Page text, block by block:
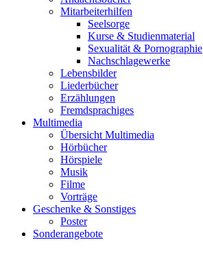
Mitarbeiterhilfen
Seelsorge
Kurse & Studienmaterial
Sexualität & Pornographie
Nachschlagewerke
Lebensbilder
Liederbücher
Erzählungen
Fremdsprachiges
Multimedia
Übersicht Multimedia
Hörbücher
Hörspiele
Musik
Filme
Vorträge
Geschenke & Sonstiges
Poster
Sonderangebote